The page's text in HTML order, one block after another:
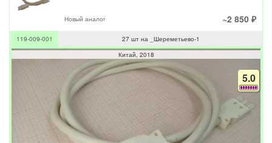
Новый аналог ~2 850 ₽
119-009-001
27 шт на _Шереметьево-1
Китай 2018
5.0